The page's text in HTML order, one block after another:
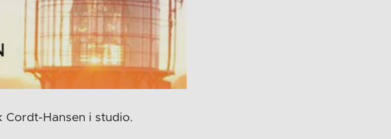
Cordt-Hansen i studio.